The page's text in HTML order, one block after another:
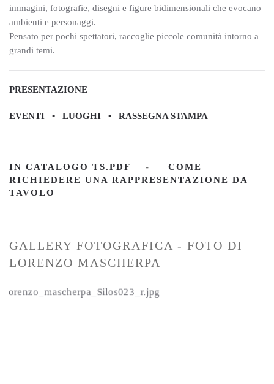
immagini, fotografie, disegni e figure bidimensionali che evocano
ambienti e personaggi.
Pensato per pochi spettatori, raccoglie piccole comunità intorno a
grandi temi.
PRESENTAZIONE
EVENTI • LUOGHI • RASSEGNA STAMPA
IN CATALOGO TS.PDF - COME
RICHIEDERE UNA RAPPRESENTAZIONE DA
TAVOLO
GALLERY FOTOGRAFICA - FOTO DI
LORENZO MASCHERPA